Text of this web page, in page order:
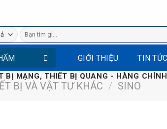
Tìm
kiếm:
BỊ MẠNG, THIẾT BỊ QUANG - HÀNG
GIỚI THIỆU TIN TỨC
BỊ VÀ VẬT TƯ KHÁC / SINO